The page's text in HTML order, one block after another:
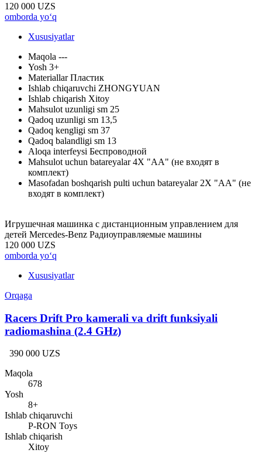
120 000 UZS
omborda yo‘q
Xususiyatlar
Maqola ---
Yosh 3+
MateriallarПластик
Ishlab chiqaruvchi ZHONGYUAN
Ishlab chiqarish Xitoy
Mahsulot uzunligi sm 25
Qadoq uzunligi sm 13,5
Qadoq kengligi sm 37
Qadoq balandligi sm 13
Aloqa interfeysi Беспроводной
Mahsulot uchun batareyalar4X "АА" (не входят в
комплект)
Masofadan boshqarish pulti uchun batareyalar 2X "АА" (не
входят в комплект)
Игрушечная машинка с дистанционным управлением для
детей Mercedes-Benz Радиоуправляемые машины
120 000 UZS
omborda yo‘q
Xususiyatlar
Orqaga
Racers Drift Pro kamerali va drift funksiyali
radiomashina (2.4 GHz)
390 000 UZS
Maqola
678
Yosh
8+
Ishlab chiqaruvchi
P-RON Toys
Ishlab chiqarish
Xitoy